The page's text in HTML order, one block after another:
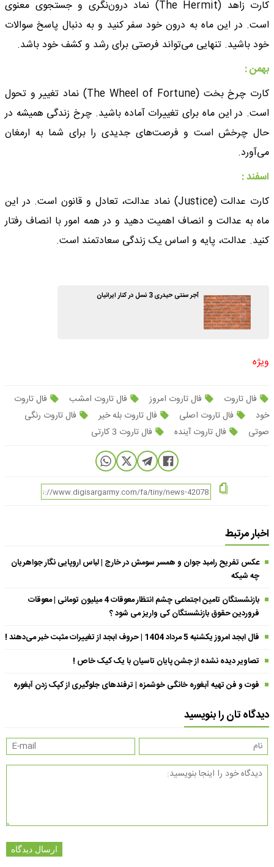
کارت زاهد (The Hermit) نماد درون‌نگری و جستجوی معنوی
است. در این ماه به درون خود سفر کنید و به دنبال پاسخ سوالات
خود باشید. تنهایی می‌تواند فرصتی برای رشد و کشف خود باشد.
بهمن :
کارت چرخ بخت (The Wheel of Fortune) نماد تغییر و تحول
است. در این ماه برای تغییرات آماده باشید. چرخ زندگی همیشه در
حال چرخش است و فرصت‌های جدیدی را برای شما به ارمغان
می‌آورد.
اسفند :
کارت عدالت (Justice) نماد عدالت، تعادل و قانون است. در این
ماه به عدالت و انصاف اهمیت دهید و در همه امور با انصاف رفتار
کنید. عدالت، پایه و اساس یک زندگی سعادتمند است.
آجر سنتی حیدری 3 نسل در کنار ایرانیان
ویژه
فال تاروت فال تاروت امروز فال تاروت امشب
فال تاروت
خود
فال تاروت اصلی فال تاروت بله خیر
فال تاروت رنگی
صوتی
فال تاروت آینده فال تاروت 3 کارتی
اخبار مرتبط
عکس تفریح رامبد جوان و همسر سومش در خارج | لباس اروپایی نگار جواهریان
چه شیکه
بازنشستگان تامین اجتماعی چشم انتظار معوقات 4 میلیون تومانی | معوقات
فروردین حقوق بازنشستگان کی واریز می شود ؟
فال ابجد امروز یکشنبه 5 مرداد 1404 | حروف ابجد از تغییرات مثبت خبر می‌دهند !
تصاویر دیده نشده از جشن پایان تاسیان با یک کیک خاص !
فوت و فن تهیه آبغوره خانگی خوشمزه | ترفندهای جلوگیری از کپک زدن آبغوره
دیدگاه تان را بنویسید
ارسال دیدگاه